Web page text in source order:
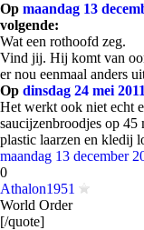
Op maandag 13
volgende:
Wat een rothoofd zeg.
Vind jij. Hij komt van
er nou eenmaal anders
Op dinsdag 24 mei
Het werkt ook niet echt
saucijzenbroodjes op
plastic laarzen en kledij
maandag 13 december
0
Athalon1951
World Order
[/quote]